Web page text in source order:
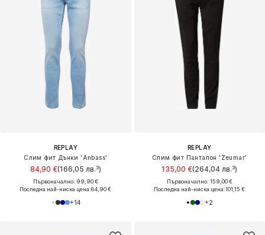
REPLAY
Слим фит Дънки 'Anbass'
84,90 €(166,05 лв.³)
Първоначално: 99,90 €
Последна най-ниска цена:84,90 €
+14
REPLAY
Слим фит Панталон 'Zeumar'
135,00 €(264,04 лв.³)
Първоначално: 159,00 €
Последна най-ниска цена:101,15 €
+2